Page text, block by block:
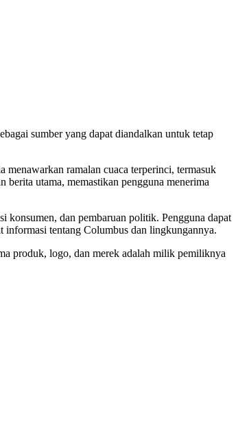
sumber yang dapat diandalkan untuk tetap
ramalan cuaca terperinci, termasuk
utama, memastikan pengguna menerima
konsumen, dan pembaruan politik. Pengguna dapat
informasi tentang Columbus dan lingkungannya.
produk, logo, dan merek adalah milik pemiliknya